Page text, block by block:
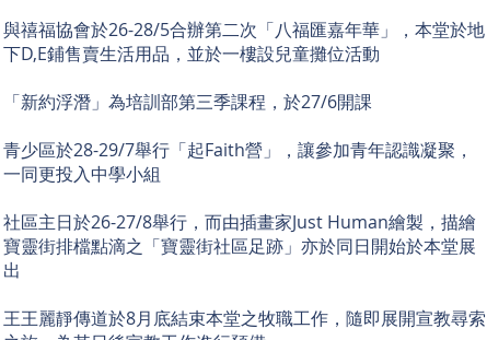
與禧福協會於26-28/5合辦第二次「⼋福匯嘉年華」，本堂於地
下D,E鋪售賣⽣活⽤品，並於⼀樓設兒童攤位活動
「新約浮潛」為培訓部第三季課程，於27/6開課
青少區於28-29/7舉行「起Faith營」，讓參加青年認識凝聚，
一同更投入中學小組
社區主日於26-27/8舉行，而由插畫家Just Human繪製，描繪
寶靈街排檔點滴之「寶靈街社區足跡」亦於同日開始於本堂展
出
王王麗靜傳道於8月底結束本堂之牧職工作，隨即展開宣教尋索